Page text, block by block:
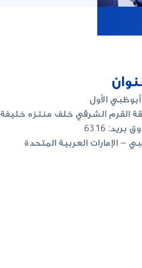
الأول
القرم الشرقي خلف منتزه خليفة
6316
– الإمارات العربية المتحدة